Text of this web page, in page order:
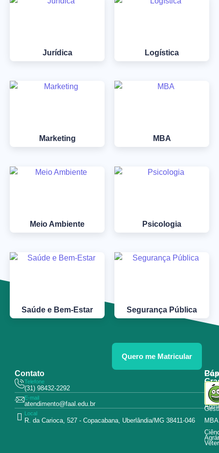
Jurídica Logística
Marketing MBA
Meio Ambiente Psicologia
Saúde e Bem-Estar Segurança Pública
Quero me Matricular
Contato
Telefone
(31) 98432-2292
E-mail
atendimento@faal.edu.br
Local
R. da Carioca, 527 - Copacabana, Uberlândia/MG 38411-046
MBA